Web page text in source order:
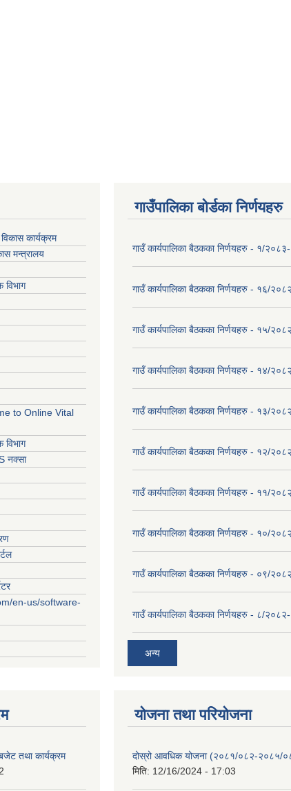
कार्यक्रम
मन्त्रालय
विभाग
to Online Vital
विभाग
नक्सा
en-us/software-
गाउँपालिका बोर्डका निर्णयहरु
गाउँ कार्यपालिका बैठकका निर्णयहरु - १/
गाउँ कार्यपालिका बैठकका निर्णयहरु - १६/
गाउँ कार्यपालिका बैठकका निर्णयहरु - १५/
गाउँ कार्यपालिका बैठकका निर्णयहरु - १४/
गाउँ कार्यपालिका बैठकका निर्णयहरु - १३/
गाउँ कार्यपालिका बैठकका निर्णयहरु - १२/
गाउँ कार्यपालिका बैठकका निर्णयहरु - ११/
गाउँ कार्यपालिका बैठकका निर्णयहरु - १०/
गाउँ कार्यपालिका बैठकका निर्णयहरु - ०९/
गाउँ कार्यपालिका बैठकका निर्णयहरु - ८/
अन्य
तथा कार्यक्रम
योजना तथा परियोजना
दोस्रो आवधिक योजना (२०८१/०८२-२०८५/
मिति: 12/16/2024 - 17:03